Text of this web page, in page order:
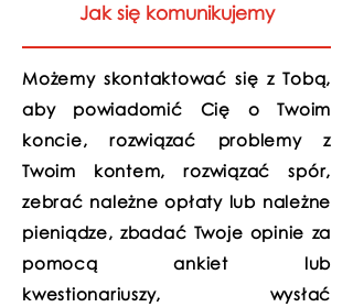
Jak się komunikujemy
Możemy skontaktować się z Tobą,
aby powiadomić Cię o Twoim
koncie, rozwiązać problemy z
Twoim kontem, rozwiązać spór,
zebrać należne opłaty lub należne
pieniądze, zbadać Twoje opinie za
pomocą ankiet lub
kwestionariuszy, wysłać